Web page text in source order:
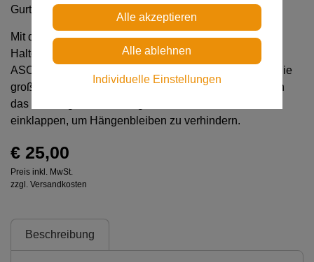
Gurtband in eine Halteöse aus Metall.
Mit dem RING2SIDE-Zubehör lässt sich eine seitliche
Halteösen aus Gurtband am FALCON- und FALCON
ASCENT-Gurt in eine Halteöse aus Metall umbauen. Die
große Öse und die intuitive Einhängrichtung erleichtern
das Einhängen. Bei Nichtgebrauch lässt es sich
einklappen, um Hängenbleiben zu verhindern.
€ 25,00
Preis inkl. MwSt.
zzgl. Versandkosten
Beschreibung
Individuelle Einstellungen